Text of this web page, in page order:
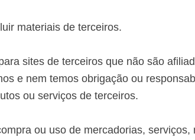
materiais de terceiros.
sites de terceiros que não são
e nem temos obrigação ou
ou serviços de terceiros.
ou uso de mercadorias, serviços,